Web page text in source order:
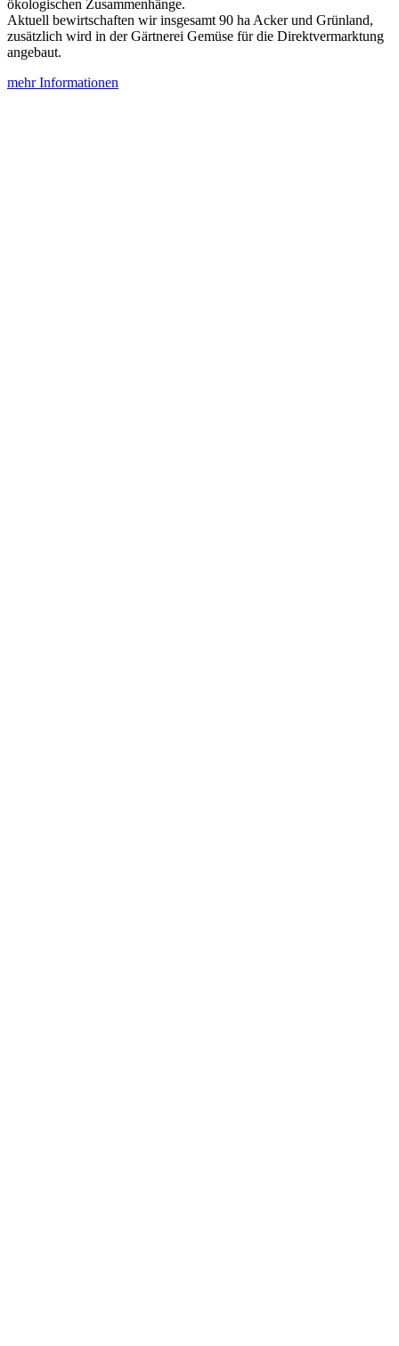
ökologischen Zusammenhänge.
Aktuell bewirtschaften wir insgesamt 90 ha Acker und Grünland,
zusätzlich wird in der Gärtnerei Gemüse für die Direktvermarktung
angebaut.
mehr Informationen